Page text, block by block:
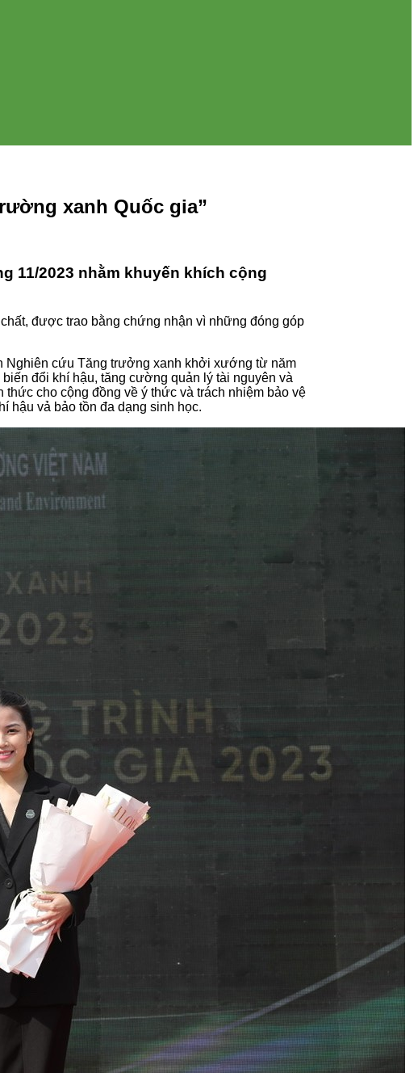
xanh Quốc gia”
11/2023 nhằm khuyến khích cộng
được trao bằng chứng nhận vì những đóng góp
Nghiên cứu Tăng trưởng xanh khởi xướng từ năm
đổi khí hậu, tăng cường quản lý tài nguyên và
cho cộng đồng về ý thức và trách nhiệm bảo vệ
hậu vả bảo tồn đa dạng sinh học.